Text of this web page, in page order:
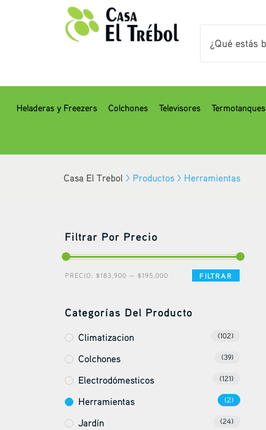
Heladeras y Freezers Colchones Televisores Termotanques
Casa El Trebol > Productos > Herramientas
Filtrar Por Precio
FILTRAR
PRECIO: $183,900 — $195,000
Categorías Del Producto
Climatizacion (102)
Colchones (39)
Electrodómesticos (121)
Herramientas (2)
Jardín (24)